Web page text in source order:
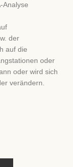
Analyse
der
auf die
oder
oder wird sich
verändern.